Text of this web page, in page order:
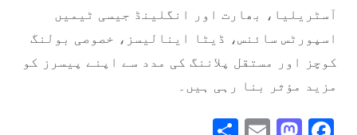
آسٹریلیا، بھارت اور انگلینڈ جیسی ٹیمیں
اسپورٹس سائنس، ڈیٹا اینالیسز، خصوصی بولنگ
کوچز اور مستقل پلاننگ کی مدد سے اپنے پیسرز کو
مزید مؤثر بنا رہی ہیں۔